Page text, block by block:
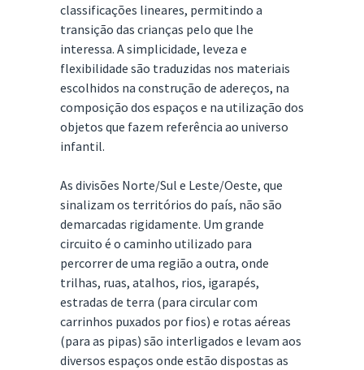
classificações lineares, permitindo a
transição das crianças pelo que lhe
interessa. A simplicidade, leveza e
flexibilidade são traduzidas nos materiais
escolhidos na construção de adereços, na
composição dos espaços e na utilização dos
objetos que fazem referência ao universo
infantil.
As divisões Norte/Sul e Leste/Oeste, que
sinalizam os territórios do país, não são
demarcadas rigidamente. Um grande
circuito é o caminho utilizado para
percorrer de uma região a outra, onde
trilhas, ruas, atalhos, rios, igarapés,
estradas de terra (para circular com
carrinhos puxados por fios) e rotas aéreas
(para as pipas) são interligados e levam aos
diversos espaços onde estão dispostas as